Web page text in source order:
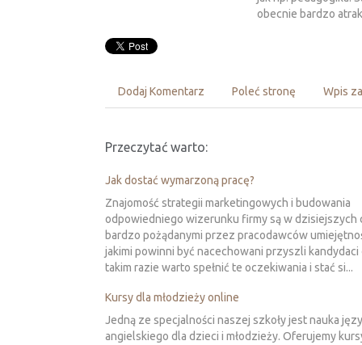
obecnie bardzo
Dodaj Komentarz Poleć stronę Wpis
Przeczytać warto:
Jak dostać wymarzoną pracę?
Znajomość strategii marketingowych i budowania
odpowiedniego wizerunku firmy są w dzisiejszych
bardzo pożądanymi przez pracodawców
jakimi powinni być nacechowani przyszli kandydaci
takim razie warto spełnić te oczekiwania i stać si...
Kursy dla młodzieży online
Jedną ze specjalności naszej szkoły jest nauka
angielskiego dla dzieci i młodzieży. Oferujemy